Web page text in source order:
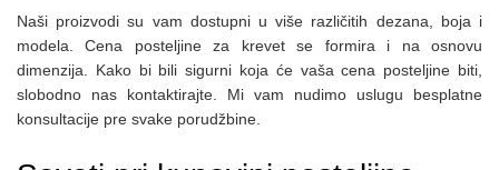
Naši proizvodi su vam dostupni u više različitih dezana, boja i
modela. Cena posteljine za krevet se formira i na osnovu
dimenzija. Kako bi bili sigurni koja će vaša cena posteljine biti,
slobodno nas kontaktirajte. Mi vam nudimo uslugu besplatne
konsultacije pre svake porudžbine.